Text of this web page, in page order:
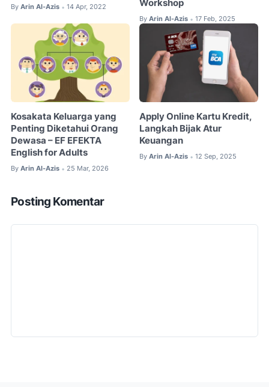
By Arin Al-Azis • 14 Apr, 2022
Workshop
By Arin Al-Azis • 17 Feb, 2025
Kosakata Keluarga yang
Penting Diketahui Orang
Dewasa – EF EFEKTA
English for Adults
By Arin Al-Azis • 25 Mar, 2026
Apply Online Kartu Kredit,
Langkah Bijak Atur
Keuangan
By Arin Al-Azis • 12 Sep, 2025
Posting Komentar